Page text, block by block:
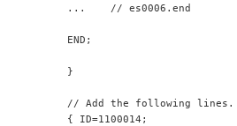
...    // es0006.end
END;
}
// Add the following lines.
{ ID=1100014;